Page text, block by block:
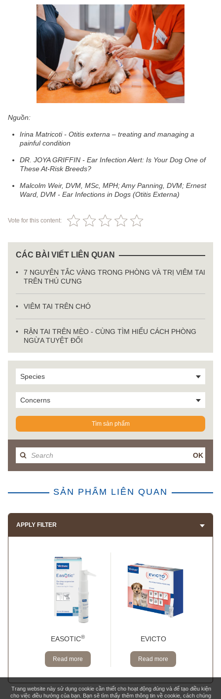
Nguồn:
Irina Matricoti - Otitis externa – treating and managing a
painful condition
DR. JOYA GRIFFIN - Ear Infection Alert: Is Your Dog One of
These At-Risk Breeds?
Malcolm Weir, DVM, MSc, MPH; Amy Panning, DVM; Ernest
Ward, DVM - Ear Infections in Dogs (Otitis Externa)
Vote for this content:
CÁC BÀI VIẾT LIÊN QUAN
7 NGUYÊN TẮC VÀNG TRONG PHÒNG VÀ TRỊ VIÊM TAI
TRÊN THÚ CƯNG
VIÊM TAI TRÊN CHÓ
RẬN TAI TRÊN MÈO - CÙNG TÌM HIỂU CÁCH PHÒNG
NGỪA TUYỆT ĐỐI
Species
Concerns
Tìm sản phẩm
OK
SẢN PHẨM LIÊN QUAN
APPLY FILTER
EASOTIC®
Read more
EVICTO
Read more
Trang website này sử dụng cookie cần thiết cho hoạt động đúng và để tạo điều kiện
cho việc điều hướng của bạn. Bạn sẽ tìm thấy thêm thông tin về cookie, cách chúng